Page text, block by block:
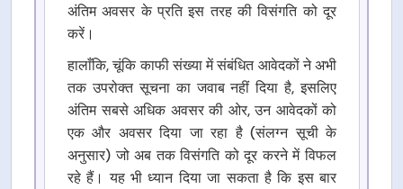
अंतिम अवसर के प्रति इस तरह की विसंगति को दूर
करें।
हालाँकि, चूंकि काफी संख्या में संबंधित आवेदकों ने अभी
तक उपरोक्त सूचना का जवाब नहीं दिया है, इसलिए
अंतिम सबसे अधिक अवसर की ओर, उन आवेदकों को
एक और अवसर दिया जा रहा है (संलग्न सूची के
अनुसार) जो अब तक विसंगति को दूर करने में विफल
रहे हैं। यह भी ध्यान दिया जा सकता है कि इस बार